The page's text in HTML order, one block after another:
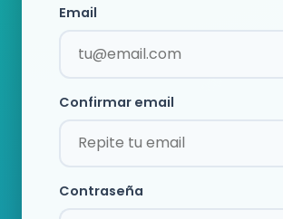
Email
Confirmar email
Contraseña